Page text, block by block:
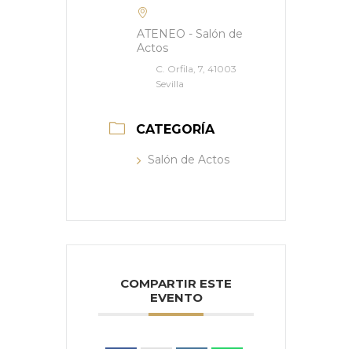
ATENEO - Salón de
Actos
C. Orfila, 7, 41003
Sevilla
CATEGORÍA
Salón de Actos
COMPARTIR ESTE
EVENTO